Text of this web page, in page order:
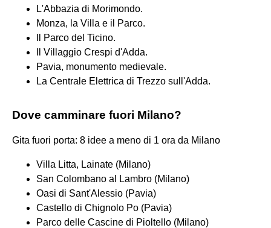
L'Abbazia di Morimondo.
Monza, la Villa e il Parco.
Il Parco del Ticino.
Il Villaggio Crespi d'Adda.
Pavia, monumento medievale.
La Centrale Elettrica di Trezzo sull'Adda.
Dove camminare fuori Milano?
Gita fuori porta: 8 idee a meno di 1 ora da Milano
Villa Litta, Lainate (Milano)
San Colombano al Lambro (Milano)
Oasi di Sant'Alessio (Pavia)
Castello di Chignolo Po (Pavia)
Parco delle Cascine di Pioltello (Milano)